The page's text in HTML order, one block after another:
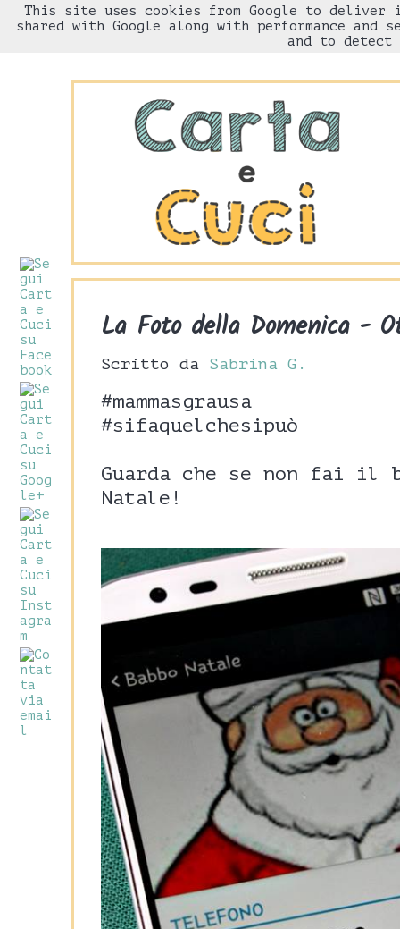
HOME Chi sono
La Foto della Domenica -
Scritto da Sabrina G.
#mammasgrausa
#sifaquelchesipuò
Guarda che se non fai il
Natale!
This site uses cookies from Google to
shared with Google along with performance
and to detect